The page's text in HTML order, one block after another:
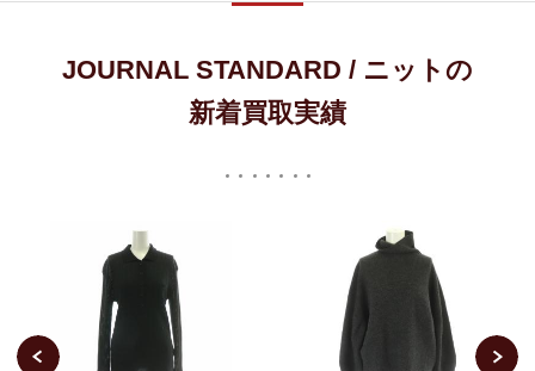
JOURNAL STANDARD / ニットの
新着買取実績